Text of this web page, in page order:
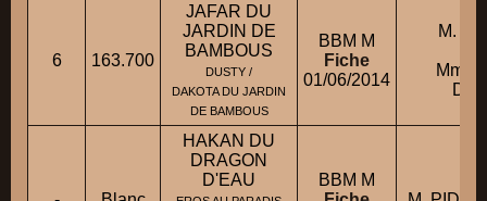
6 163.700
JAFAR DU
JARDIN DE
BAMBOUS
DUSTY /
DAKOTA DU JARDIN
DE BAMBOUS
BBM M
Fiche
01/06/2014
M.
Mme
HAKAN DU
DRAGON
D'EAU
BBM M